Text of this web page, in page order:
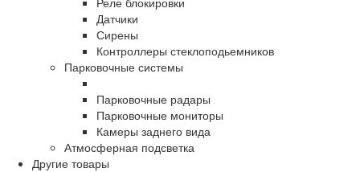
Датчики
Сирены
Контроллеры стеклоподьемников
Парковочные системы
Парковочные радары
Парковочные мониторы
Камеры заднего вида
Атмосферная подсветка
Другие товары